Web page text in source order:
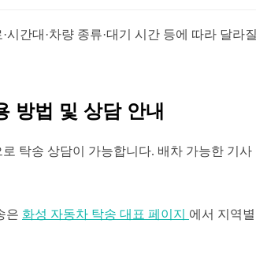
간대·차량 종류·대기 시간 등에 따라 달라
방법 및 상담 안내
탁송 상담이 가능합니다. 배차 가능한 기
은 화성 자동차 탁송 대표 페이지 에서 지역